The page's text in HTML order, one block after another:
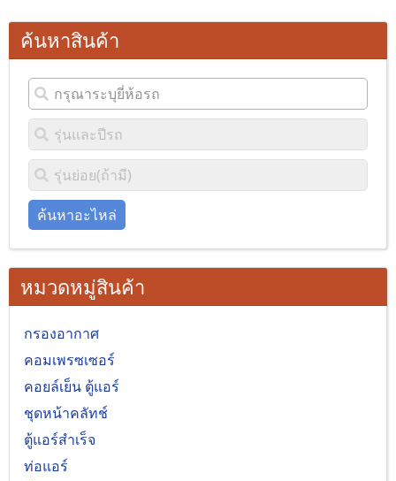
ค้นหาสินค้า
ค้นหาอะไหล่
หมวดหมู่สินค้า
กรองอากาศ
คอมเพรซเซอร์
คอยล์เย็น ตู้แอร์
ชุดหน้าคลัทช์
ตู้แอร์สำเร็จ
ท่อแอร์